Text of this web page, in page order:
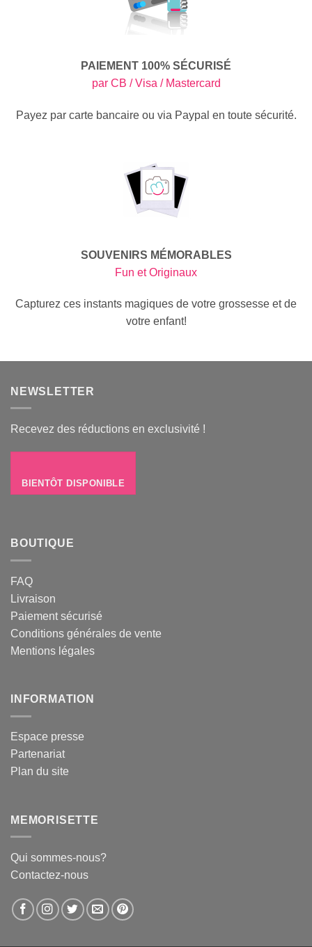
PAIEMENT 100% SÉCURISÉ
par CB / Visa / Mastercard
Payez par carte bancaire ou via Paypal en toute sécurité.
SOUVENIRS MÉMORABLES
Fun et Originaux
Capturez ces instants magiques de votre grossesse et de
votre enfant!
NEWSLETTER
Recevez des réductions en exclusivité !
BIENTÔT DISPONIBLE
BOUTIQUE
FAQ
Livraison
Paiement sécurisé
Conditions générales de vente
Mentions légales
INFORMATION
Espace presse
Partenariat
Plan du site
MEMORISETTE
Qui sommes-nous?
Contactez-nous